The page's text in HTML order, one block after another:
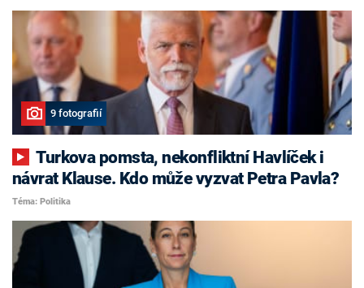
9 fotografií
Turkova pomsta, nekonfliktní Havlíček i
návrat Klause. Kdo může vyzvat Petra Pavla?
Téma: Politika